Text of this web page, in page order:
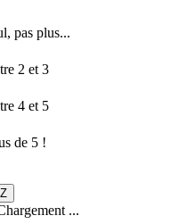
pas plus...
2 et 3
4 et 5
de 5 !
...